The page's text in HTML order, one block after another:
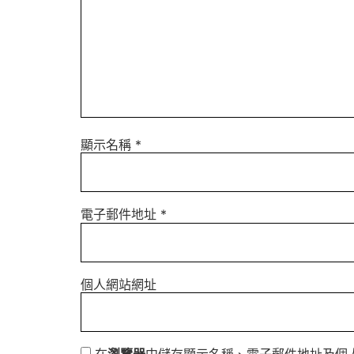
顯示名稱 *
電子郵件地址 *
個人網站網址